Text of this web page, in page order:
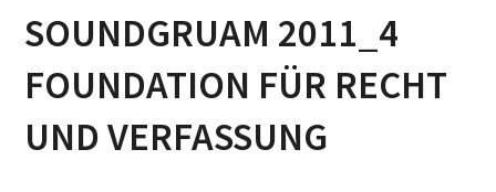
SOUNDGRUAM 2011_4
FOUNDATION FÜR RECHT
UND VERFASSUNG